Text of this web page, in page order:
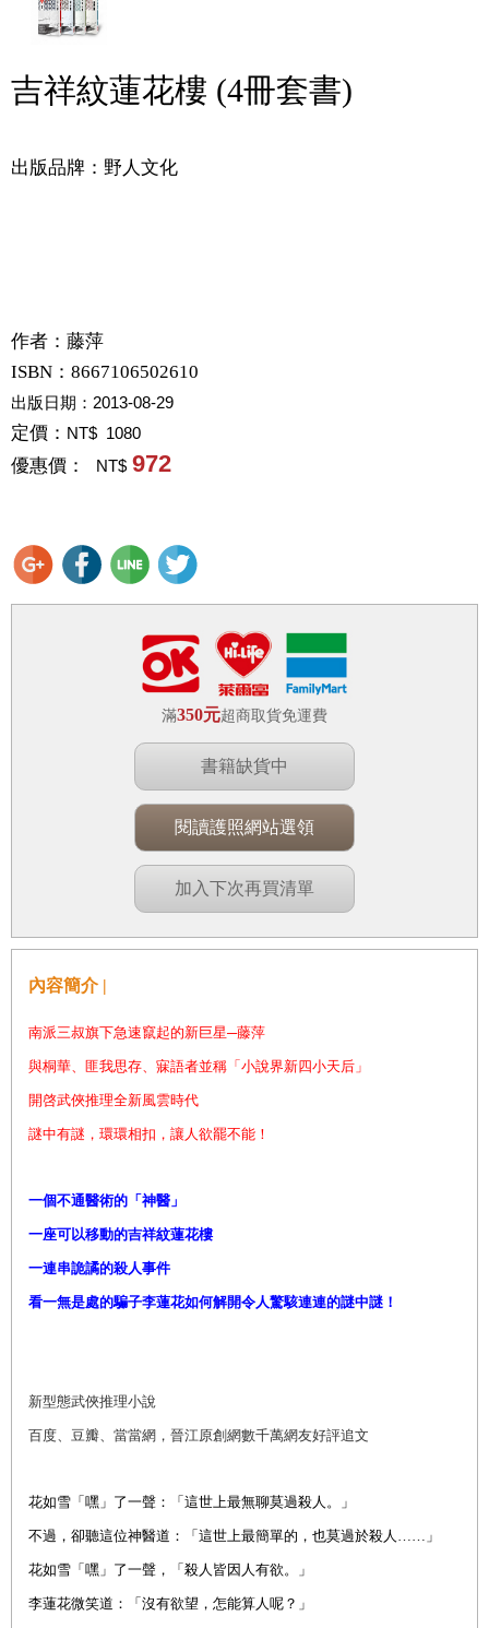
吉祥紋蓮花樓 (4冊套書)
出版品牌：野人文化
作者： 藤萍
ISBN：8667106502610
出版日期： 2013-08-29
定價： NT$ 1080
優惠價： NT$ 972
滿350元超商取貨免運費
書籍缺貨中
閱讀護照網站選領
加入下次再買清單
內容簡介 |
南派三叔旗下急速竄起的新巨星─藤萍
與桐華、匪我思存、寐語者並稱「小說界新四小天后」
開啓武俠推理全新風雲時代
謎中有謎，環環相扣，讓人欲罷不能！
一個不通醫術的「神醫」
一座可以移動的吉祥紋蓮花樓
一連串詭譎的殺人事件
看一無是處的騙子李蓮花如何解開令人驚駭連連的謎中謎！
新型態武俠推理小說
百度、豆瓣、當當網，晉江原創網數千萬網友好評追文
花如雪「嘿」了一聲：「這世上最無聊莫過殺人。」
不過，卻聽這位神醫道：「這世上最簡單的，也莫過於殺人……」
花如雪「嘿」了一聲，「殺人皆因人有欲。」
李蓮花微笑道：「沒有欲望，怎能算人呢？」